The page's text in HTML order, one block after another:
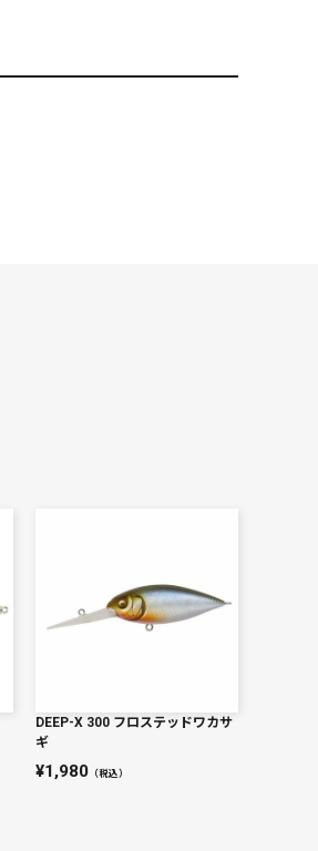
DEEP-X 300 フロステッドワカサ
ギ
1,980（税込）